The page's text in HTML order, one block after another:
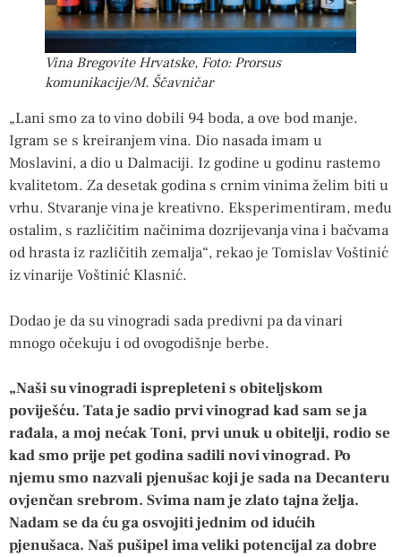
Vina Bregovite Hrvatske, Foto: Prorsus
komunikacije/M. Ščavničar
„Lani smo za to vino dobili 94 boda, a ove bod manje.
Igram se s kreiranjem vina. Dio nasada imam u
Moslavini, a dio u Dalmaciji. Iz godine u godinu rastemo
kvalitetom. Za desetak godina s crnim vinima želim biti u
vrhu. Stvaranje vina je kreativno. Eksperimentiram, među
ostalim, s različitim načinima dozrijevanja vina i bačvama
od hrasta iz različitih zemalja“, rekao je Tomislav Voštinić
iz vinarije Voštinić Klasnić.
Dodao je da su vinogradi sada predivni pa da vinari
mnogo očekuju i od ovogodišnje berbe.
„Naši su vinogradi isprepleteni s obiteljskom
poviješću. Tata je sadio prvi vinograd kad sam se ja
rađala, a moj nećak Toni, prvi unuk u obitelji, rodio se
kad smo prije pet godina sadili novi vinograd. Po
njemu smo nazvali pjenušac koji je sada na Decanteru
ovjenčan srebrom. Svima nam je zlato tajna želja.
Nadam se da ću ga osvojiti jednim od idućih
pjenušaca. Naš pušipel ima veliki potencijal za dobre